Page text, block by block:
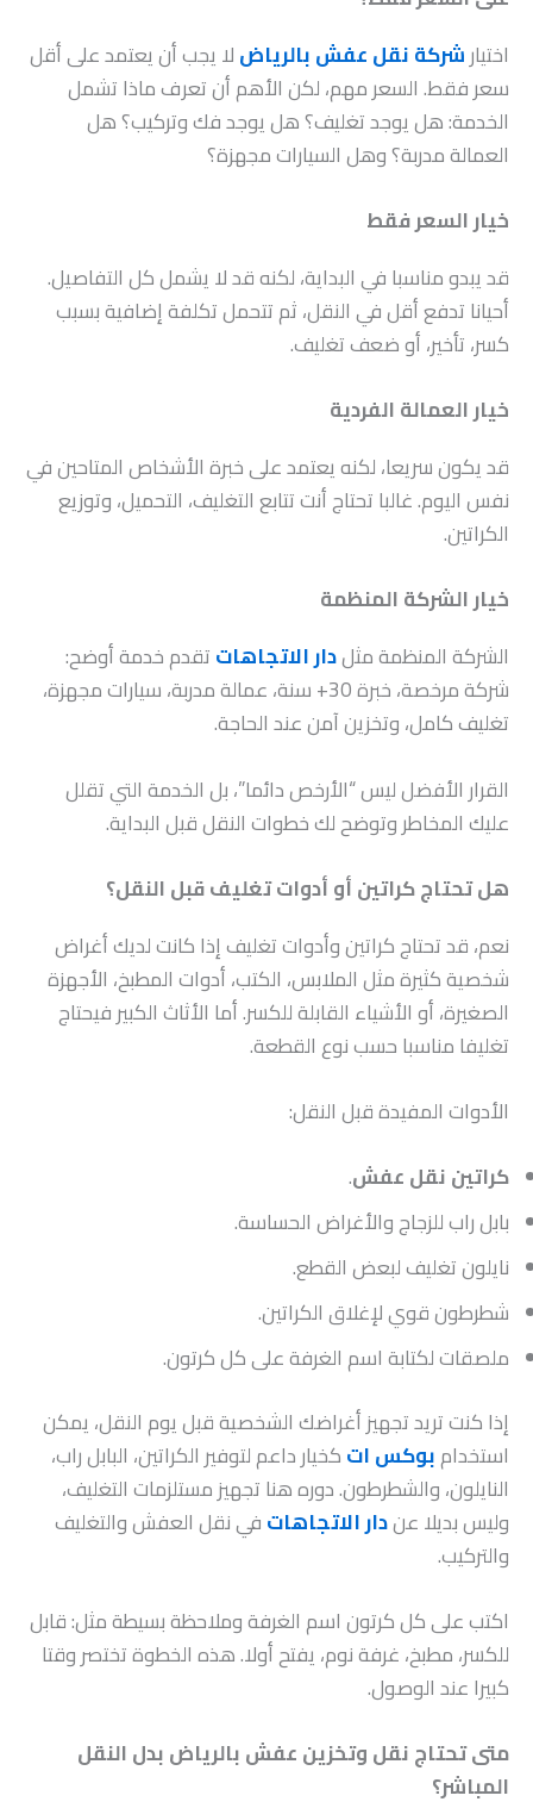
اختيارشركة نقل عفش بالرياضلا يجب أن يعتمد على أقل
سعر فقط. السعر مهم، لكن الأهم أن تعرف ماذا تشمل
الخدمة: هل يوجد تغليف؟ هل يوجد فك وتركيب؟ هل
العمالة مدربة؟ وهل السيارات مجهزة؟
خيار السعر فقط
قد يبدو مناسبا في البداية، لكنه قد لا يشمل كل التفاصيل.
أحيانا تدفع أقل في النقل، ثم تتحمل تكلفة إضافية بسبب
كسر، تأخير، أو ضعف تغليف.
خيار العمالة الفردية
قد يكون سريعا، لكنه يعتمد على خبرة الأشخاص المتاحين في
نفس اليوم. غالبا تحتاج أنت تتابع التغليف، التحميل، وتوزيع
الكراتين.
خيار الشركة المنظمة
الشركة المنظمة مثلدار الاتجاهاتتقدم خدمة أوضح:
شركة مرخصة، خبرة 30+ سنة، عمالة مدربة، سيارات مجهزة،
تغليف كامل، وتخزين آمن عند الحاجة.
القرار الأفضل ليس “الأرخص دائما”، بل الخدمة التي تقلل
عليك المخاطر وتوضح لك خطوات النقل قبل البداية.
هل تحتاج كراتين أو أدوات تغليف قبل النقل؟
نعم، قد تحتاج كراتين وأدوات تغليف إذا كانت لديك أغراض
شخصية كثيرة مثل الملابس، الكتب، أدوات المطبخ، الأجهزة
الصغيرة، أو الأشياء القابلة للكسر. أما الأثاث الكبير فيحتاج
تغليفا مناسبا حسب نوع القطعة.
الأدوات المفيدة قبل النقل:
كراتين نقل عفش.
بابل راب للزجاج والأغراض الحساسة.
نايلون تغليف لبعض القطع.
شطرطون قوي لإغلاق الكراتين.
ملصقات لكتابة اسم الغرفة على كل كرتون.
إذا كنت تريد تجهيز أغراضك الشخصية قبل يوم النقل، يمكن
استخدامبوكس اتكخيار داعم لتوفير الكراتين، البابل راب،
النايلون، والشطرطون. دوره هنا تجهيز مستلزمات التغليف،
وليس بديلا عندار الاتجاهاتفي نقل العفش والتغليف
والتركيب.
اكتب على كل كرتون اسم الغرفة وملاحظة بسيطة مثل: قابل
للكسر، مطبخ، غرفة نوم، يفتح أولا. هذه الخطوة تختصر وقتا
كبيرا عند الوصول.
متى تحتاج نقل وتخزين عفش بالرياض بدل النقل
المباشر؟